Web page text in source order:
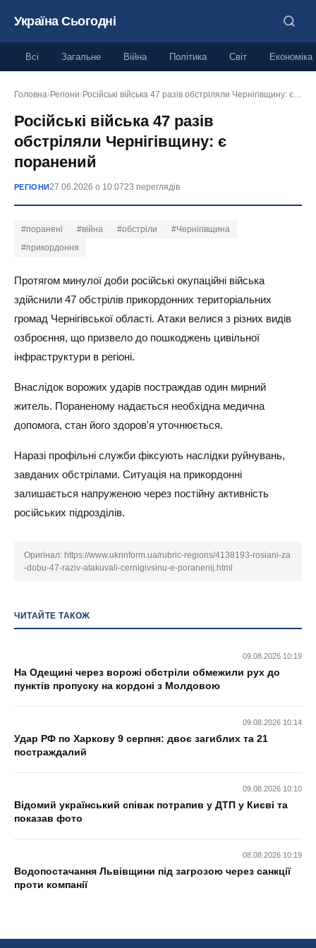
Україна Сьогодні
Всі Загальне Війна Політика Світ Економіка
Головна› Регіони› Російські війська 47 разів обстріляли Чернігівщину: є…
Російські війська 47 разів
обстріляли Чернігівщину: є
поранений
РЕГІОНИ27.06.2026 о 10:0723 переглядів
#поранені #війна #обстріли
#Чернігівщина
#прикордоння
Протягом минулої доби російські окупаційні війська
здійснили 47 обстрілів прикордонних територіальних
громад Чернігівської області. Атаки велися з різних видів
озброєння, що призвело до пошкоджень цивільної
інфраструктури в регіоні.
Внаслідок ворожих ударів постраждав один мирний
житель. Пораненому надається необхідна медична
допомога, стан його здоров'я уточнюється.
Наразі профільні служби фіксують наслідки руйнувань,
завданих обстрілами. Ситуація на прикордонні
залишається напруженою через постійну активність
російських підрозділів.
Оригінал: https://www.ukrinform.ua/rubric-regions/4138193-rosiani-za
-dobu-47-raziv-atakuvali-cernigivsinu-e-poranenij.html
ЧИТАЙТЕ ТАКОЖ
09.08.2026 10:19
На Одещині через ворожі обстріли обмежили рух до
пунктів пропуску на кордоні з Молдовою
09.08.2026 10:14
Удар РФ по Харкову 9 серпня: двоє загиблих та 21
постраждалий
09.08.2026 10:10
Відомий український співак потрапив у ДТП у Києві та
показав фото
08.08.2026 10:19
Водопостачання Львівщини під загрозою через санкції
проти компанії